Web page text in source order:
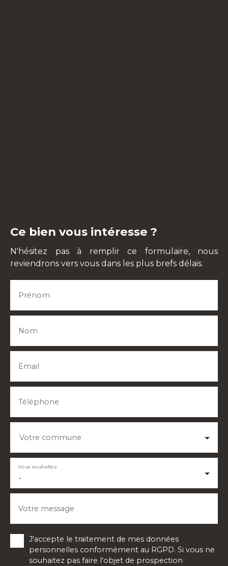
Ce bien vous intéresse ?
N'hésitez pas à remplir ce formulaire, nous
reviendrons vers vous dans les plus brefs délais.
Prénom
Nom
Email
Téléphone
Votre commune
-
Vous souhaitez
Votre message
J'accepte le traitement de mes données
personnelles conformément au RGPD. Si vous ne
souhaitez pas faire l'objet de prospection